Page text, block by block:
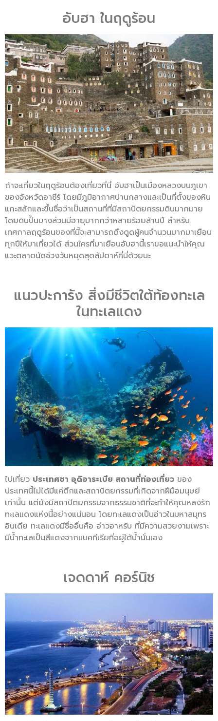
อับฮา ในฤดูร้อน
ถ้าจะเที่ยวในฤดูร้อนต้องเที่ยวที่นี่ อับฮาเป็นเมืองหลวงบนภูเขา
ของจังหวัดอาซีร์ โดยมีภูมิอากาศปานกลางและเป็นที่ตั้งของหิน
แกะสลักและขึ้นชื่อว่าเป็นสถานที่ที่มีสถาปัตยกรรมดินมากมาย
โดยดินปั้นบางส่วนมีอายุมากกว่าหลายร้อยล้านปี สำหรับ
เทศกาลฤดูร้อนของที่นี้จะสามารถดึงดูดผู้คนจำนวนมากมาเยือน
ทุกปีให้มาเที่ยวได้ ส่วนใครที่มาเยือนอับฮานี้เราขอแนะนำให้คุณ
แวะตลาดนัดช่วงวันหยุดสุดสัปดาห์ที่นี่ด้วยนะ
แนวปะการัง สิ่งมีชีวิตใต้ท้องทะเล
ในทะเลแดง
ไปเที่ยว ประเทศซา อุดิอาระเบีย สถานที่ท่องเที่ยว ของ
ประเทศนี้ไม่ได้มีแค่ตึกและสถาปัตยกรรมที่เกิดจากฝีมือมนุษย์
เท่านั้น แต่ยังมีสถาปัตยกรรมจากธรรมชาติที่จะทำให้คุณหลงรัก
ทะเลแดงแห่งนี้อย่างแน่นอน โดยทะเลแดงเป็นอ่าวในมหาสมุทร
อินเดีย ทะเลแดงมีชื่ออื่นคือ อ่าวอาหรับ ที่มีความสวยงามเพราะ
มีน้ำทะเลเป็นสีแดงจากแบคทีเรียที่อยู่ใต้น้ำนั่นเอง
เจดดาห์ คอร์นิช